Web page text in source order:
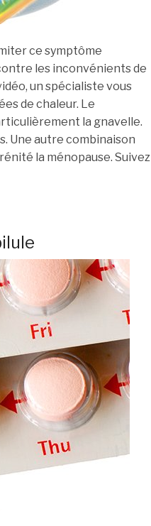
ce symptôme
les inconvénients de
un spécialiste vous
de chaleur. Le
la gnavelle.
Une autre combinaison
la ménopause. Suivez